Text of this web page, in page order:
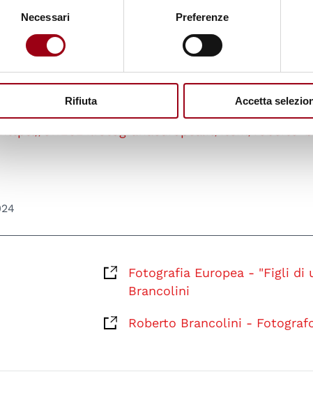
Necessari Preferenze
Rifiuta Accetta
un fotografo freelance professionista, si occupa
Collabora con la
Tavola della Pace
di
pubblicate tra gli altri su La Stampa,
Panorama.
Fotografia Europea - "Figli di
Brancolini
Roberto Brancolini -